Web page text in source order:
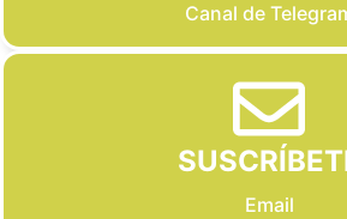
Canal de
Email